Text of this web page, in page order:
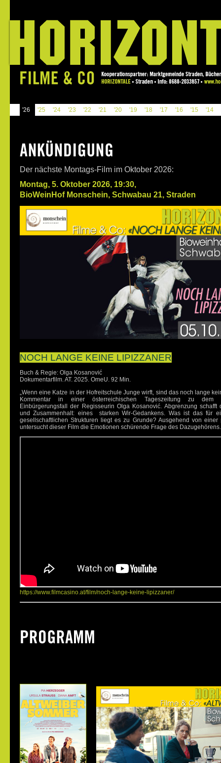
'26 '25 '24 '23 '22 '21 '20 '19 '18 '17 '16 '15 '14
Der nächste Montags-Film im Oktober 2026:
Montag, 5. Oktober 2026, 19:30,
BioWeinHof Monschein, Schwabau 21, Straden
NOCH LANGE KEINE LIPIZZANER
Buch & Regie: Olga Kosanović
Dokumentarfilm. AT. 2025. OmeU. 92 Min.
„Wenn eine Katze in der Hofreitschule Junge wirft, sind das noch lange
Kommentar in einer österreichischen Tageszeitung zu dem
Einbürgerungsfall der Regisseurin Olga Kosanović. Abgrenzung schafft
und Zusammenhalt: eines starken Wir-Gedankens. Was ist das für
gesellschaftlichen Strukturen liegt es zu Grunde? Ausgehend von einer
untersucht dieser Film die Emotionen schürende Frage des Dazugehörens.
https://www.filmcasino.at/film/noch-lange-keine-lipizzaner/